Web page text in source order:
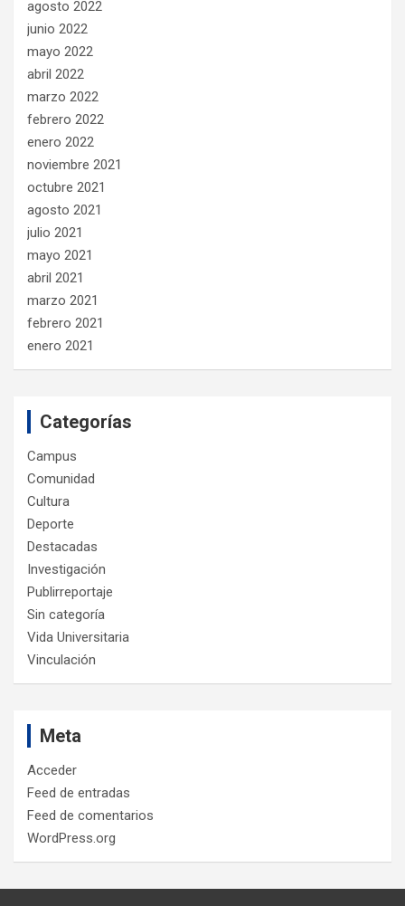
agosto 2022
junio 2022
mayo 2022
abril 2022
marzo 2022
febrero 2022
enero 2022
noviembre 2021
octubre 2021
agosto 2021
julio 2021
mayo 2021
abril 2021
marzo 2021
febrero 2021
enero 2021
Categorías
Campus
Comunidad
Cultura
Deporte
Destacadas
Investigación
Publirreportaje
Sin categoría
Vida Universitaria
Vinculación
Meta
Acceder
Feed de entradas
Feed de comentarios
WordPress.org